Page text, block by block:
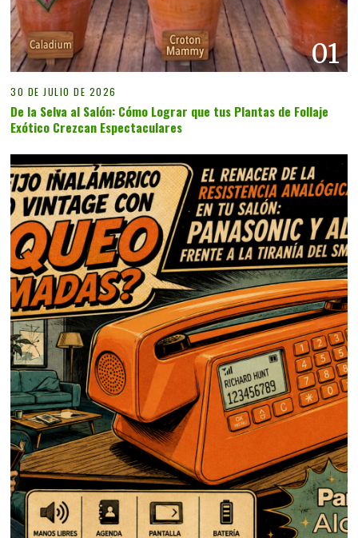
01
30 DE JULIO DE 2026
De la Selva al Salón: Cómo Lograr que tus Plantas de Follaje
Exótico Crezcan Espectaculares